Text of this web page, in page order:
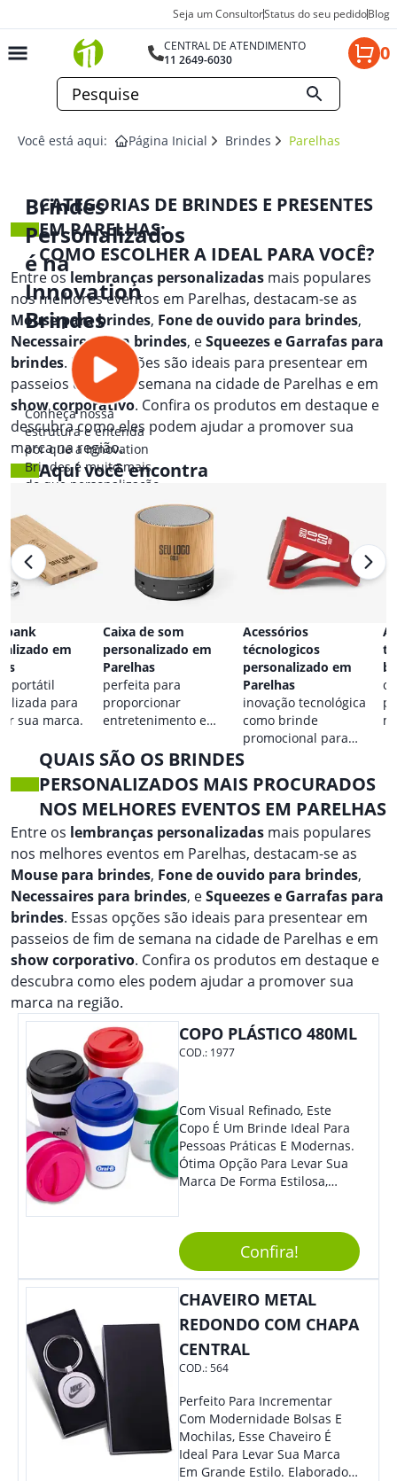
Seja um ConsultorStatus do seu pedidoBlog
CENTRAL DE ATENDIMENTO
11 2649-6030
0
Você está aqui: Página Inicial Brindes Parelhas
Brindes
Personalizados
é na
Innovation
Brindes
Conheça nossa
estrutura e entenda
por que a Innovation
Brindes é muito mais
do que personalização.
CATEGORIAS DE BRINDES E PRESENTES
EM PARELHAS:
COMO ESCOLHER A IDEAL PARA VOCÊ?
Entre oslembranças personalizadas mais populares
nos melhores eventos em Parelhas, destacam-se as
Mouse para brindes, Fone de ouvido para brindes,
Necessaires para brindes, eSqueezes e Garrafas para
brindes. Essas opções são ideais para presentear em
passeios de fim de semana na cidade de Parelhas e em
show corporativo. Confira os produtos em destaque e
descubra como eles podem ajudar a promover sua
marca na região.
Aqui você encontra
bank
em
portátil
para
sua marca.
Caixa de som
personalizado em
Parelhas
perfeita para
proporcionar
entretenimento e
qualquer ocasião.
Acessórios
técnologicos
personalizado em
Parelhas
inovação tecnológica
como brinde
promocional para
eventos.
QUAIS SÃO OS BRINDES
PERSONALIZADOS MAIS PROCURADOS
NOS MELHORES EVENTOS EM PARELHAS
Entre os lembranças personalizadas mais populares
nos melhores eventos em Parelhas, destacam-se as
Mouse para brindes, Fone de ouvido para brindes,
Necessaires para brindes, eSqueezes e Garrafas para
brindes. Essas opções são ideais para presentear em
passeios de fim de semana na cidade de Parelhas e em
show corporativo. Confira os produtos em destaque e
descubra como eles podem ajudar a promover sua
marca na região.
COPO PLÁSTICO 480ML
COD.: 1977
Com Visual Refinado, Este
Copo É Um Brinde Ideal Para
Pessoas Práticas E Modernas.
Ótima Opção Para Levar Sua
Marca De Forma Estilosa,
Reuniões Corporativas Ou Até
Mesmo Para Presentear
Colaboradores.
Confira!
CHAVEIRO METAL
REDONDO COM CHAPA
CENTRAL
COD.:564
Perfeito Para Incrementar
Com Modernidade Bolsas E
Mochilas, Esse Chaveiro É
Ideal Para Levar Sua Marca
Em Grande Estilo. Elaborado A